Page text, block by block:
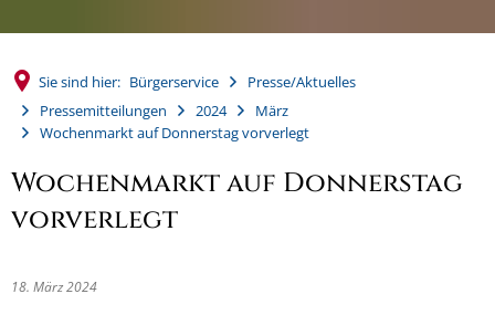
Sie sind hier: Bürgerservice
Presse/Aktuelles
Pressemitteilungen
2024
März
Wochenmarkt auf Donnerstag vorverlegt
Wochenmarkt auf Donnerstag
vorverlegt
18. März 2024